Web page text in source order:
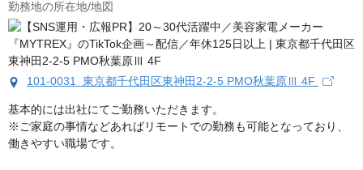
勤務地の所在地/地図
101-0031 東京都千代田区東神田2-2-5 PMO秋葉原Ⅲ 4F
基本的には出社にてご勤務いただきます。
※ご家庭の事情などあればリモートでの勤務も可能となっており、
働きやすい職場です。